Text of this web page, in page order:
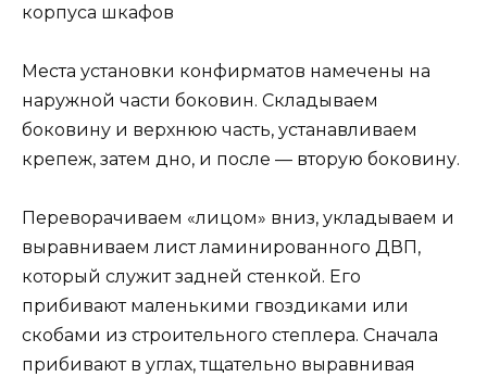
корпуса шкафов
Места установки конфирматов намечены на
наружной части боковин. Складываем
боковину и верхнюю часть, устанавливаем
крепеж, затем дно, и после — вторую боковину.
Переворачиваем «лицом» вниз, укладываем и
выравниваем лист ламинированного ДВП,
который служит задней стенкой. Его
прибивают маленькими гвоздиками или
скобами из строительного степлера. Сначала
прибивают в углах, тщательно выравнивая